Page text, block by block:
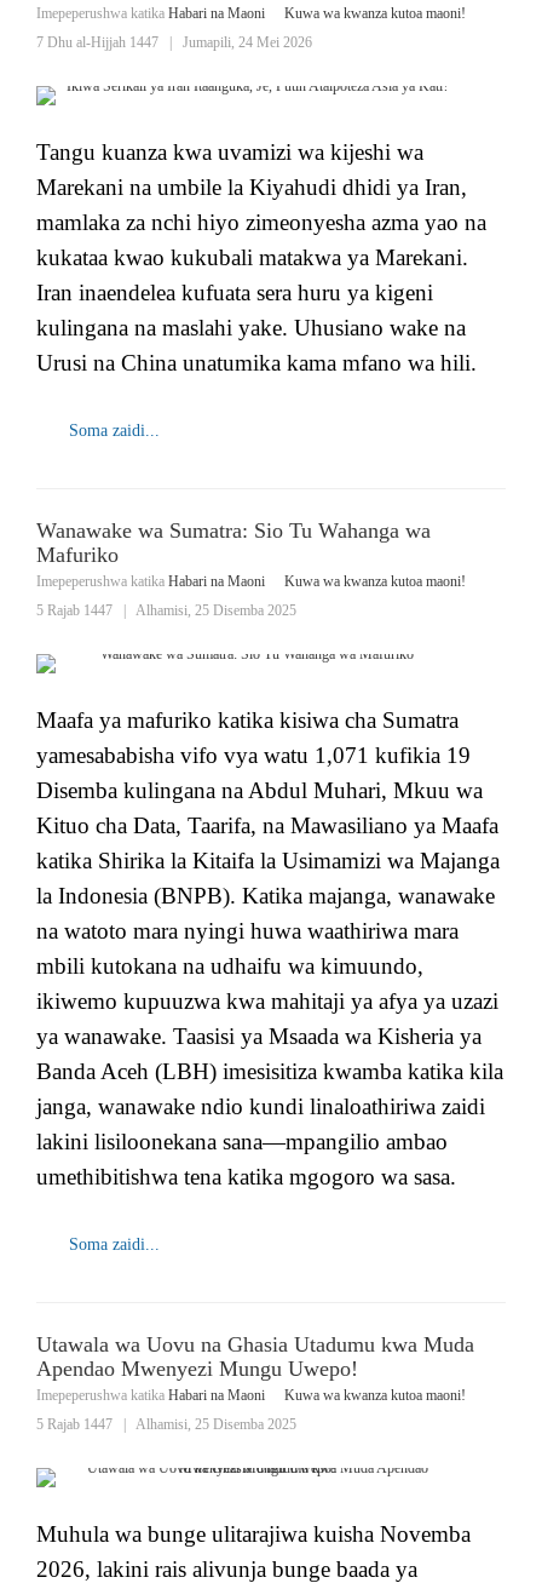
Imepeperushwa katika Habari na Maoni
Kuwa wa kwanza kutoa maoni!
7 Dhu al-Hijjah 1447
Jumapili, 24 Mei 2026
Tangu kuanza kwa uvamizi wa kijeshi wa
Marekani na umbile la Kiyahudi dhidi ya Iran,
mamlaka za nchi hiyo zimeonyesha azma yao na
kukataa kwao kukubali matakwa ya Marekani.
Iran inaendelea kufuata sera huru ya kigeni
kulingana na maslahi yake. Uhusiano wake na
Urusi na China unatumika kama mfano wa hili.
Soma zaidi...
Wanawake wa Sumatra: Sio Tu Wahanga wa
Mafuriko
Imepeperushwa katika Habari na Maoni
Kuwa wa kwanza kutoa maoni!
5 Rajab 1447
Alhamisi, 25 Disemba 2025
Maafa ya mafuriko katika kisiwa cha Sumatra
yamesababisha vifo vya watu 1,071 kufikia 19
Disemba kulingana na Abdul Muhari, Mkuu wa
Kituo cha Data, Taarifa, na Mawasiliano ya Maafa
katika Shirika la Kitaifa la Usimamizi wa Majanga
la Indonesia (BNPB). Katika majanga, wanawake
na watoto mara nyingi huwa waathiriwa mara
mbili kutokana na udhaifu wa kimuundo,
ikiwemo kupuuzwa kwa mahitaji ya afya ya uzazi
ya wanawake. Taasisi ya Msaada wa Kisheria ya
Banda Aceh (LBH) imesisitiza kwamba katika kila
janga, wanawake ndio kundi linaloathiriwa zaidi
lakini lisiloonekana sana—mpangilio ambao
umethibitishwa tena katika mgogoro wa sasa.
Soma zaidi...
Utawala wa Uovu na Ghasia Utadumu kwa Muda
Apendao Mwenyezi Mungu Uwepo!
Imepeperushwa katika Habari na Maoni
Kuwa wa kwanza kutoa maoni!
5 Rajab 1447
Alhamisi, 25 Disemba 2025
Muhula wa bunge ulitarajiwa kuisha Novemba
2026, lakini rais alivunja bunge baada ya